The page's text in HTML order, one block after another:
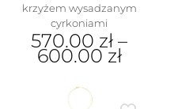
krzyżem wysadzanym
cyrkoniami
570.00 zł –
600.00 zł
produkt
ma